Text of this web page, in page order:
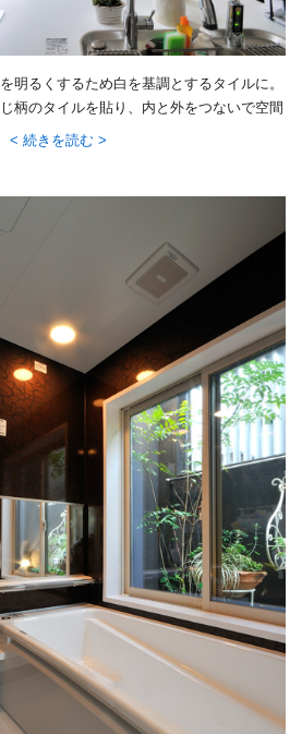
明るくするため白を基調とするタイルに。
柄のタイルを貼り、内と外をつないで空間
続きを読む